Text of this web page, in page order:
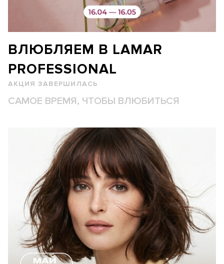
ВЛЮБЛЯЕМ В LAMAR
PROFESSIONAL
АКЦИЯ ЗАВЕРШИЛАСЬ
САМОЕ ВРЕМЯ, ЧТОБЫ ВЛЮБИТЬСЯ